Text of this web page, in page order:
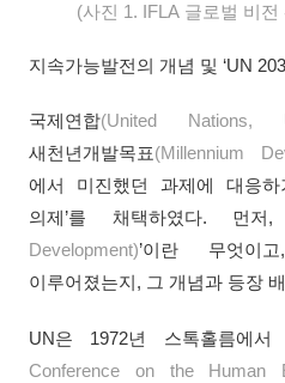
(사진 1. IFLA 글로벌 비
지속가능발전의 개념 및 ‘UN
국제연합(United Nations,
새천년개발목표(Millennium
에서 미진했던 과제에 대응
의제’를 채택하였다. 먼저,
Development)’이란 무엇이
이루어졌는지, 그 개념과 등장
UN은 1972년 스톡홀름에서
Conference on the Human